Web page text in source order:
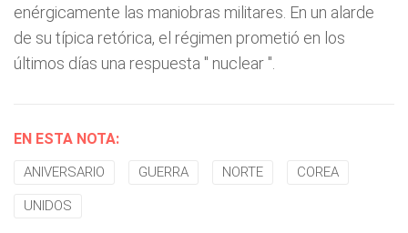
enérgicamente las maniobras militares. En un alarde
de su típica retórica, el régimen prometió en los
últimos días una respuesta " nuclear ".
EN ESTA NOTA:
ANIVERSARIO GUERRA NORTE COREA
UNIDOS